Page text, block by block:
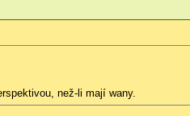
než-li mají wany.